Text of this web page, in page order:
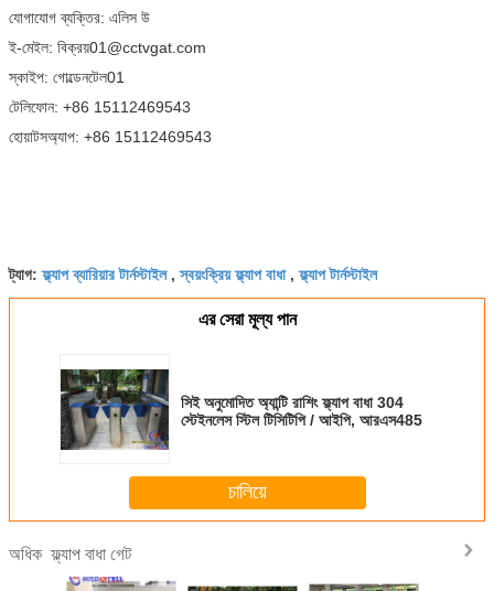
যোগাযোগ ব্যক্তির: এলিস উ
ই-মেইল: বিক্রয়01@cctvgat.com
স্কাইপ: গোল্ডেনটেল01
টেলিফোন: +86 15112469543
হোয়াটসঅ্যাপ: +86 15112469543
ট্যাগ:ফ্ল্যাপ ব্যারিয়ার টার্নস্টাইল,স্বয়ংক্রিয় ফ্ল্যাপ বাধা,ফ্ল্যাপ টার্নস্টাইল
এর সেরা মূল্য পান
সিই অনুমোদিত অ্যান্টি রাশিং ফ্ল্যাপ বাধা 304
স্টেইনলেস স্টিল টিসিটিপি / আইপি, আরএস485
চালিয়ে
অধিকফ্ল্যাপ বাধা গেট